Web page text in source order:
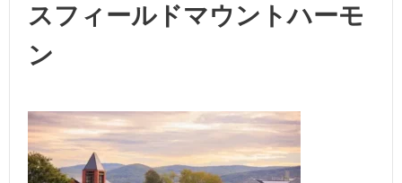
スフィールドマウントハーモ
ン